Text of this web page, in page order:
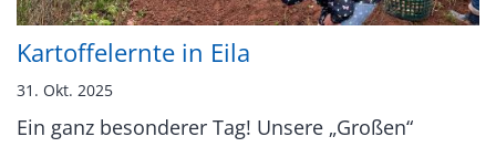
Kartoffelernte in Eila
31. Okt. 2025
Ein ganz besonderer Tag! Unsere „Großen“